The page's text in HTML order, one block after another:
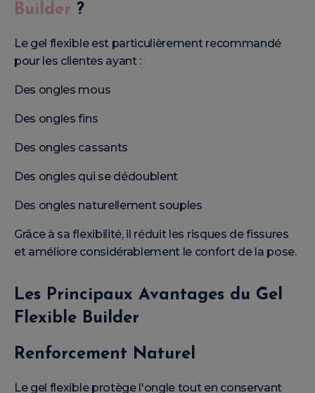
Builder ?
Le gel flexible est particulièrement recommandé
pour les clientes ayant :
Des ongles mous
Des ongles fins
Des ongles cassants
Des ongles qui se dédoublent
Des ongles naturellement souples
Grâce à sa flexibilité, il réduit les risques de fissures
et améliore considérablement le confort de la pose.
Les Principaux Avantages du Gel
Flexible Builder
Renforcement Naturel
Le gel flexible protège l'ongle tout en conservant